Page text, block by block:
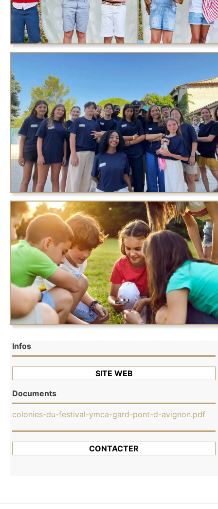
Infos
SITE WEB
Documents
colonies-du-festival-ymca-gard-pont-d-avignon.pdf
CONTACTER